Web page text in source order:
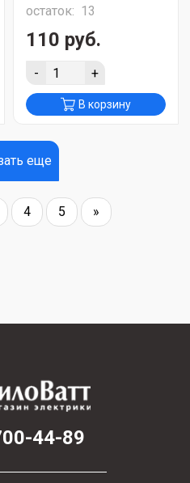
остаток: 13
110 руб.
- +
В корзину
еще
4 5 »
44-89